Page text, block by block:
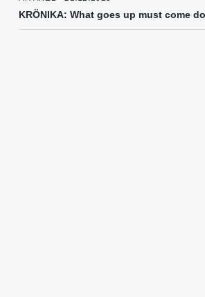
KRÖNIKA: What goes up must come